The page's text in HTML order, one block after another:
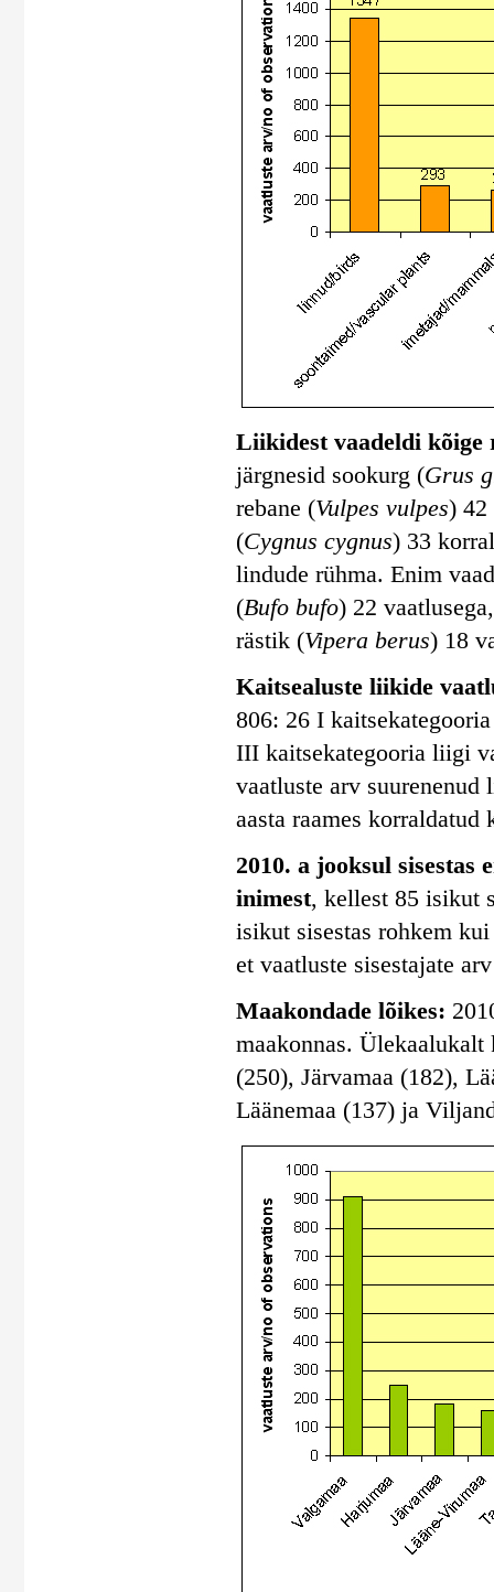
Liikidest vaadeldi kõige
järgnesid sookurg (Grus
rebane (Vulpes vulpes)
(Cygnus cygnus) 33
lindude rühma. Enim
(Bufo bufo) 22
rästik (Vipera berus) 18
Kaitsealuste liikide
806: 26 I
III kaitsekategooria liigi
vaatluste arv suurenenud
aasta raames
2010. a jooksul sisestas
inimest, kellest 85 isikut
isikut sisestas rohkem
et vaatluste sisestajate
Maakondade lõikes:
maakonnas.
(250), Järvamaa (182),
Läänemaa (137) ja